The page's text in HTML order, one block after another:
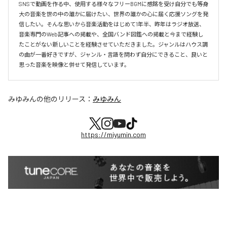
SNSで動画を作る中、使用する様々なフリーBGMに感銘を受け自分でも等身
大の音楽を世の中の誰かに届けたい、世界の誰かの心に届く応援ソングを発
信したい。そんな思いから音楽活動をはじめて1年半、昨年はラジオ放送、
音楽専門のWeb記事への掲載や、全国バンド図鑑への掲載と今まで経験し
たことがない新しいことを経験させていただきました。ジャンルはハウス調
の曲が一番好きですが、ジャンル・言語を問わず自分にできること、良いと
思った音楽を映像と併せて発信しています。
みゆみんの他のリリース： みゆみん
https://miyumin.com